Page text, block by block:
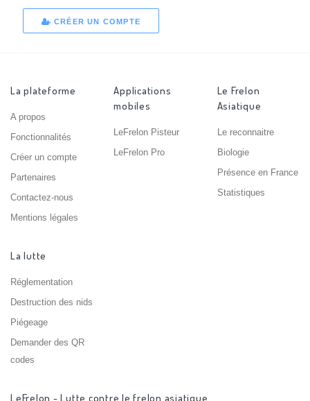
CRÉER UN COMPTE
La plateforme
A propos
Fonctionnalités
Créer un compte
Partenaires
Contactez-nous
Mentions légales
Applications
mobiles
LeFrelon Pisteur
LeFrelon Pro
Le Frelon
Asiatique
Le reconnaitre
Biologie
Présence en France
Statistiques
La lutte
Réglementation
Destruction des nids
Piégeage
Demander des QR
codes
LeFrelon - Lutte contre le frelon asiatique